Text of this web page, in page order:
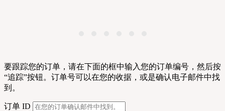
要跟踪您的订单，请在下面的框中输入您的订单编号，然后按
“追踪”按钮。订单号可以在您的收据，或是确认电子邮件中找
到。
订单 ID